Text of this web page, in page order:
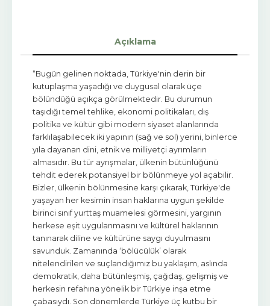
Açıklama
“Bugün gelinen noktada, Türkiye'nin derin bir
kutuplaşma yaşadığı ve duygusal olarak üçe
bölündüğü açıkça görülmektedir. Bu durumun
taşıdığı temel tehlike, ekonomi politikaları, dış
politika ve kültür gibi modern siyaset alanlarında
farklılaşabilecek iki yapının (sağ ve sol) yerini, binlerce
yıla dayanan dini, etnik ve milliyetçi ayrımların
almasıdır. Bu tür ayrışmalar, ülkenin bütünlüğünü
tehdit ederek potansiyel bir bölünmeye yol açabilir.
Bizler, ülkenin bölünmesine karşı çıkarak, Türkiye'de
yaşayan her kesimin insan haklarına uygun şekilde
birinci sınıf yurttaş muamelesi görmesini, yargının
herkese eşit uygulanmasını ve kültürel haklarının
tanınarak diline ve kültürüne saygı duyulmasını
savunduk. Zamanında ‘bölücülük’ olarak
nitelendirilen ve suçlandığımız bu yaklaşım, aslında
demokratik, daha bütünleşmiş, çağdaş, gelişmiş ve
herkesin refahına yönelik bir Türkiye inşa etme
çabasıydı. Son dönemlerde Türkiye üç kutbu bir